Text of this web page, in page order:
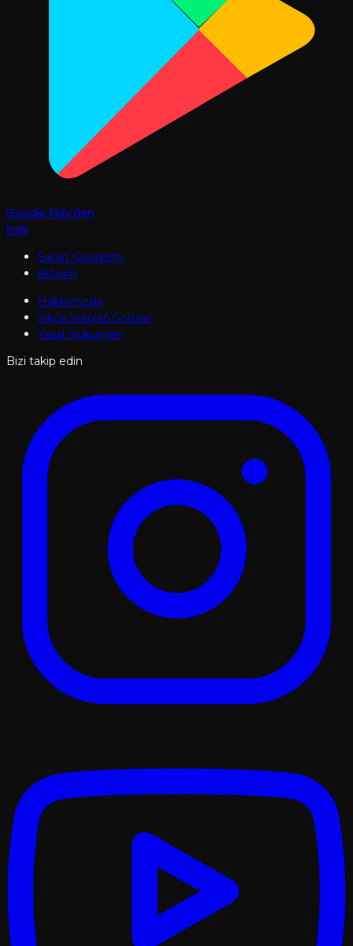
Google Play'den
İndir
Sanat Gündemi
İletişim
Hakkımızda
Sıkça Sorulan Sorular
Yasal Hükümler
Bizi takip edin